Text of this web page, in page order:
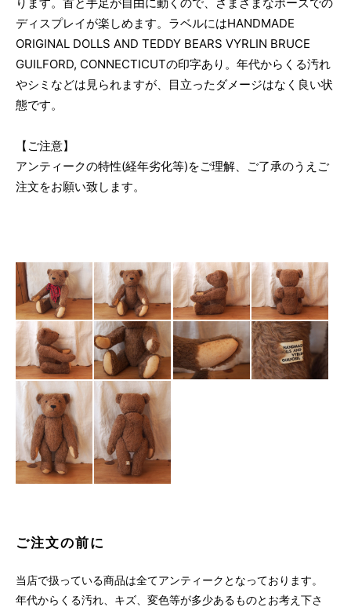
ディスプレイが楽しめます。ラベルにはHANDMADE
ORIGINAL DOLLS AND TEDDY BEARS VYRLIN BRUCE
GUILFORD, CONNECTICUTの印字あり。年代からくる汚れ
やシミなどは見られますが、目立ったダメージはなく良い状
態です。
【ご注意】
アンティークの特性(経年劣化等)をご理解、ご了承のうえご
注文をお願い致します。
ご注文の前に
当店で扱っている商品は全てアンティークとなっております。
年代からくる汚れ、キズ、変色等が多少あるものとお考え下さ